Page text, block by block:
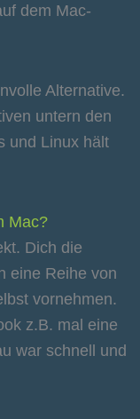
dem Mac-
Alternative.
untern den
und Linux hält
Mac?
Dich die
eine Reihe von
vornehmen.
z.B. mal eine
war schnell und